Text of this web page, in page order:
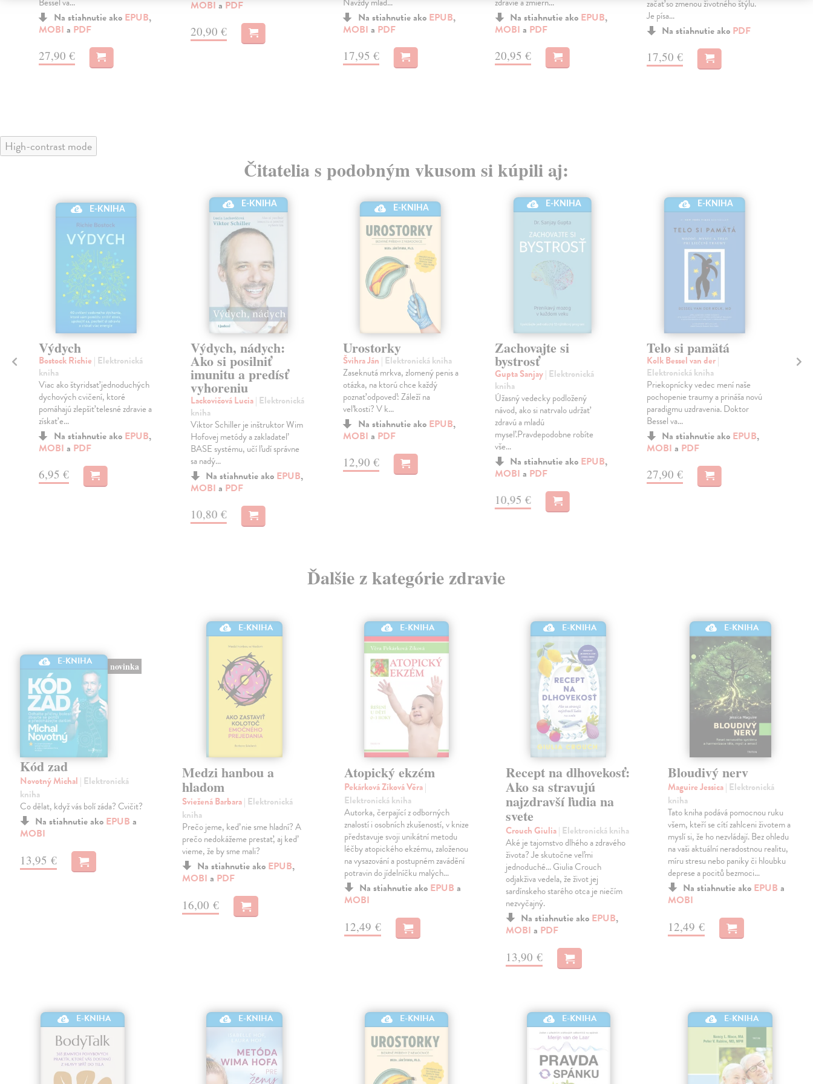
Na stiahnutie ako EPUB,
MOBI a PDF
27,90 €
MOBI a PDF
20,90 €
Na stiahnutie ako EPUB,
MOBI a PDF
17,95 €
Na stiahnutie ako EPUB,
MOBI a PDF
20,95 €
začať so zmenou životného štýlu.
Je písa...
Na stiahnutie ako PDF
17,50 €
High-contrast mode
Čitatelia s podobným vkusom si kúpili aj:
E-KNIHA
Výdych
Bostock Richie | Elektronická
kniha
Viac ako štyridsať jednoduchých
dychových cvičení, ktoré
pomáhajú zlepšiť telesné zdravie a
získať e...
Na stiahnutie ako EPUB,
MOBI a PDF
6,95 €
E-KNIHA
Výdych, nádych:
Ako si posilniť
imunitu a predísť
vyhoreniu
Lackovičová Lucia| Elektronická
kniha
Viktor Schiller je inštruktor Wim
Hofovej metódy a zakladateľ
BASE systému, učí ľudí správne
sa nadý...
Na stiahnutie ako EPUB,
MOBI a PDF
10,80 €
E-KNIHA
Urostorky
Švihra Ján | Elektronická kniha
Zaseknutá mrkva, zlomený penis a
otázka, na ktorú chce každý
poznať odpoveď: Záleží na
veľkosti? V k...
Na stiahnutie ako EPUB,
MOBI a PDF
12,90 €
E-KNIHA
Zachovajte si
bystrosť
Gupta Sanjay| Elektronická
kniha
Úžasný vedecky podložený
návod, ako si natrvalo udržať
zdravú a mladú
myseľ.Pravdepodobne robíte
vše...
Na stiahnutie ako EPUB,
MOBI a PDF
10,95 €
E-KNIHA
Telo si pamätá
Kolk Bessel van der|
Elektronická kniha
Priekopnícky vedec mení naše
pochopenie traumy a prináša novú
paradigmu uzdravenia. Doktor
Bessel va...
Na stiahnutie ako EPUB,
MOBI a PDF
27,90 €
Ďalšie z kategórie zdravie
E-KNIHA novinka
Kód zad
Novotný Michal | Elektronická
kniha
Co dělat, když vás bolí záda? Cvičit?
Na stiahnutie ako EPUB a
MOBI
13,95 €
E-KNIHA
Medzi hanbou a
hladom
Sviežená Barbara| Elektronická
kniha
Prečo jeme, keď nie sme hladní? A
prečo nedokážeme prestať, aj keď
vieme, že by sme mali?
Na stiahnutie ako EPUB,
MOBI a PDF
16,00 €
E-KNIHA
Atopický ekzém
Pekárková Zíková Věra|
Elektronická kniha
Autorka, čerpající z odborných
znalostí i osobních zkušeností, v knize
představuje svoji unikátní metodu
léčby atopického ekzému, založenou
na vysazování a postupném zavádění
potravin do jídelníčku malých…
Na stiahnutie ako EPUB a
MOBI
12,49 €
E-KNIHA
Recept na dlhovekosť:
Ako sa stravujú
najzdravší ľudia na
svete
Crouch Giulia| Elektronická kniha
Aké je tajomstvo dlhého a zdravého
života? Je skutočne veľmi
jednoduché... Giulia Crouch
odjakživa vedela, že život jej
sardínskeho starého otca je niečím
nezvyčajný.
Na stiahnutie ako EPUB,
MOBI a PDF
13,90 €
E-KNIHA
Bloudivý nerv
Maguire Jessica| Elektronická
kniha
Tato kniha podává pomocnou ruku
všem, kteří se cítí zahlceni životem a
myslí si, že ho nezvládají. Bez ohledu
na vaši aktuální neradostnou realitu,
míru stresu nebo paniky či hloubku
deprese a pocitů bezmoci…
Na stiahnutie ako EPUB a
MOBI
12,49 €
E-KNIHA E-KNIHA E-KNIHA E-KNIHA E-KNIHA